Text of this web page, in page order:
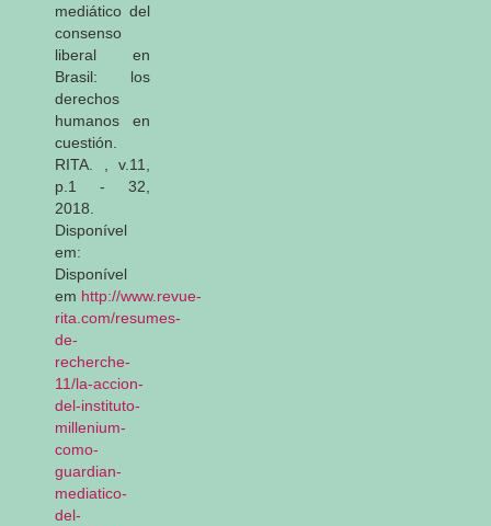
mediático del
consenso
liberal en
Brasil: los
derechos
humanos en
cuestión.
RITA. , v.11,
p.1 - 32,
2018.
Disponível
em:
Disponível
em http://www.revue-
rita.com/resumes-
de-
recherche-
11/la-accion-
del-instituto-
millenium-
como-
guardian-
mediatico-
del-